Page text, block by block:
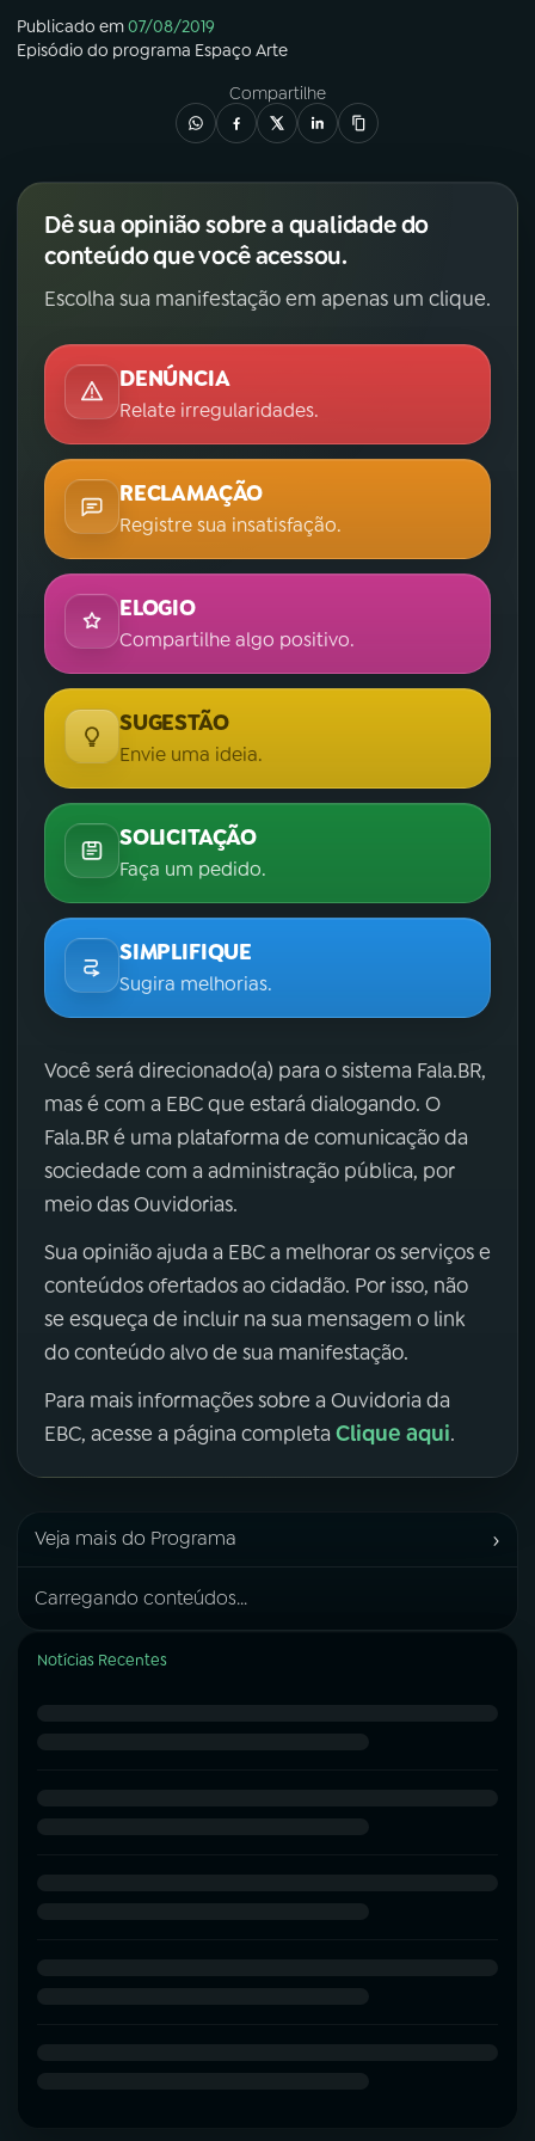
YouTube
X
Publicado em07/08/2019
Episódio do programa Espaço Arte
Compartilhe
Dê sua opinião sobre a qualidade do
conteúdo que você acessou.
Escolha sua manifestação em apenas um clique.
DENÚNCIA
Relate irregularidades.
RECLAMAÇÃO
Registre sua insatisfação.
ELOGIO
Compartilhe algo positivo.
SUGESTÃO
Envie uma ideia.
SOLICITAÇÃO
Faça um pedido.
SIMPLIFIQUE
Sugira melhorias.
Você será direcionado(a) para o sistema Fala.BR,
mas é com a EBC que estará dialogando. O
Fala.BR é uma plataforma de comunicação da
sociedade com a administração pública, por
meio das Ouvidorias.
Sua opinião ajuda a EBC a melhorar os serviços e
conteúdos ofertados ao cidadão. Por isso, não
se esqueça de incluir na sua mensagem o link
do conteúdo alvo de sua manifestação.
Para mais informações sobre a Ouvidoria da
EBC, acesse a página completa Clique aqui.
Veja mais do Programa ›
Carregando conteúdos...
Notícias Recentes